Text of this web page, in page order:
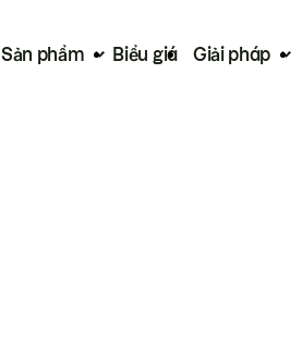
Sản phẩm Biểu giá Giải pháp